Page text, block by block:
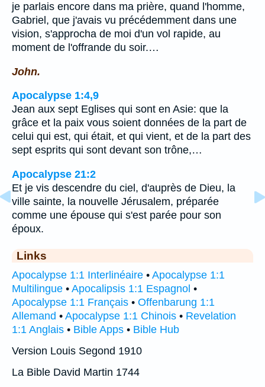
je parlais encore dans ma prière, quand l'homme,
Gabriel, que j'avais vu précédemment dans une
vision, s'approcha de moi d'un vol rapide, au
moment de l'offrande du soir.…
John.
Apocalypse 1:4,9
Jean aux sept Eglises qui sont en Asie: que la
grâce et la paix vous soient données de la part de
celui qui est, qui était, et qui vient, et de la part des
sept esprits qui sont devant son trône,…
Apocalypse 21:2
Et je vis descendre du ciel, d'auprès de Dieu, la
ville sainte, la nouvelle Jérusalem, préparée
comme une épouse qui s'est parée pour son
époux.
Links
Apocalypse 1:1 Interlinéaire • Apocalypse 1:1
Multilingue • Apocalipsis 1:1 Espagnol •
Apocalypse 1:1 Français • Offenbarung 1:1
Allemand • Apocalypse 1:1 Chinois • Revelation
1:1 Anglais • Bible Apps • Bible Hub
Version Louis Segond 1910
La Bible David Martin 1744